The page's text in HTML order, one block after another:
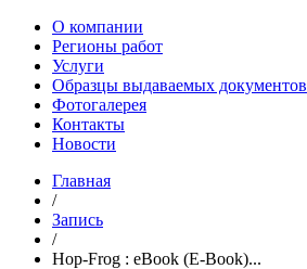
О компании
Регионы работ
Услуги
Образцы выдаваемых документов
Фотогалерея
Контакты
Новости
Главная
/
Запись
/
Hop-Frog : eBook (E-Book)...